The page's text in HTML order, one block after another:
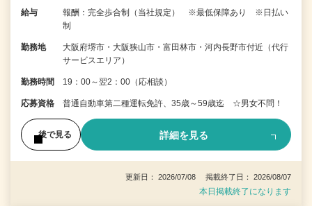
給与
報酬：完全歩合制（当社規定） ※最低保障あり ※日払い
制
勤務地
大阪府堺市・大阪狭山市・富田林市・河内長野市付近（代行
サービスエリア）
勤務時間 19：00～翌2：00（応相談）
応募資格 普通自動車第二種運転免許、35歳～59歳迄 ☆男女不問！
後で見る 詳細を見る
更新日： 2026/07/08 掲載終了日： 2026/08/07
本日掲載終了になります